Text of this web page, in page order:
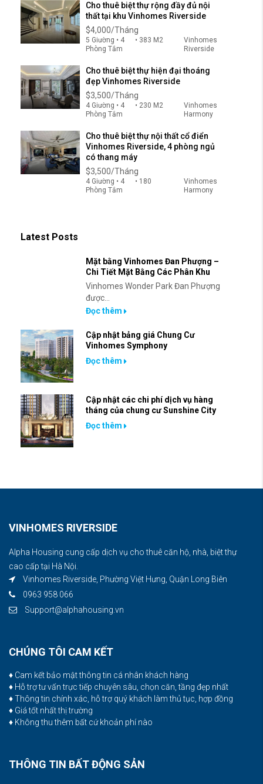
Cho thuê biệt thự rộng đầy đủ nội
thất tại khu Vinhomes Riverside
$4,000/Tháng
5 Giường • 4
Phòng Tắm
• 383 M2
Vinhomes
Riverside
Cho thuê biệt thự hiện đại thoáng
đẹp Vinhomes Riverside
$3,500/Tháng
4 Giường • 4
Phòng Tắm
• 230 M2
Vinhomes
Harmony
Cho thuê biệt thự nội thất cổ điển
Vinhomes Riverside, 4 phòng ngủ
có thang máy
$3,500/Tháng
4 Giường • 4
Phòng Tắm
• 180
Vinhomes
Harmony
Latest Posts
Mặt bằng Vinhomes Đan Phượng –
Chi Tiết Mặt Bằng Các Phân Khu
Vinhomes Wonder Park Đan Phượng
được...
Đọc thêm
Cập nhật bảng giá Chung Cư
Vinhomes Symphony
Đọc thêm
Cập nhật các chi phí dịch vụ hàng
tháng của chung cư Sunshine City
Đọc thêm
VINHOMES RIVERSIDE
Alpha Housing cung cấp dịch vụ cho thuê căn hộ, nhà, biệt thự
cao cấp tại Hà Nội.
Vinhomes Riverside, Phường Việt Hưng, Quận Long Biên
0963 958 066
Support@alphahousing.vn
CHÚNG TÔI CAM KẾT
♦ Cam kết bảo mật thông tin cá nhân khách hàng
♦ Hỗ trợ tư vấn trực tiếp chuyên sâu, chọn căn, tầng đẹp nhất
♦ Thông tin chính xác, hỗ trợ quý khách làm thủ tục, hợp đồng
♦ Giá tốt nhất thị trường
♦ Không thu thêm bất cứ khoản phí nào
THÔNG TIN BẤT ĐỘNG SẢN